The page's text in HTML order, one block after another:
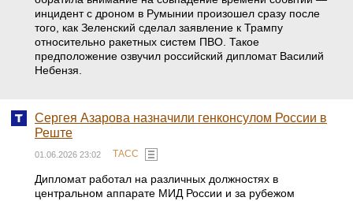
инцидент с дроном в Румынии произошел сразу после
того, как Зеленский сделал заявление к Трампу
относительно ракетных систем ПВО. Такое
предположение озвучил российский дипломат Василий
Небензя.
Сергея Азарова назначили генконсулом России в
Реште
01.06.2026 23:02 ТАСС
Дипломат работал на различных должностях в
центральном аппарате МИД России и за рубежом